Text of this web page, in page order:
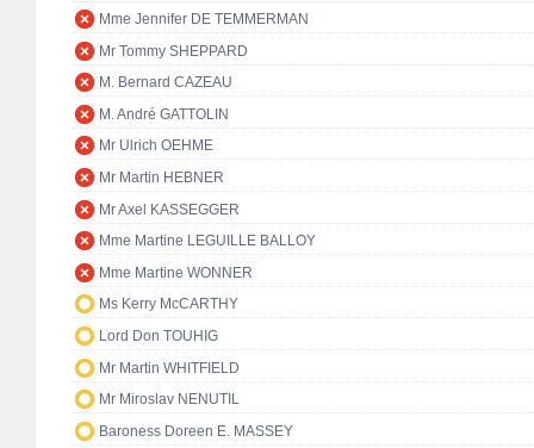
Mme Jennifer DE TEMMERMAN
Mr Tommy SHEPPARD
M. Bernard CAZEAU
M. André GATTOLIN
Mr Ulrich OEHME
Mr Martin HEBNER
Mr Axel KASSEGGER
Mme Martine LEGUILLE BALLOY
Mme Martine WONNER
Ms Kerry McCARTHY
Lord Don TOUHIG
Mr Martin WHITFIELD
Mr Miroslav NENUTIL
Baroness Doreen E. MASSEY